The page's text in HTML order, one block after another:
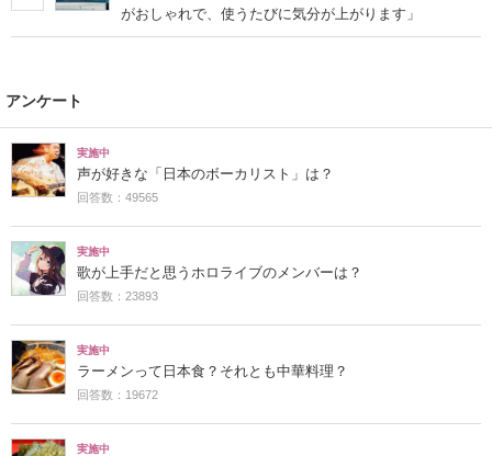
がおしゃれで、使うたびに気分が上がります」
アンケート
実施中
声が好きな「日本のボーカリスト」は？
回答数：49565
実施中
歌が上手だと思うホロライブのメンバーは？
回答数：23893
実施中
ラーメンって日本食？それとも中華料理？
回答数：19672
実施中